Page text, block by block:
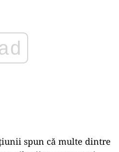
spun că multe dintre